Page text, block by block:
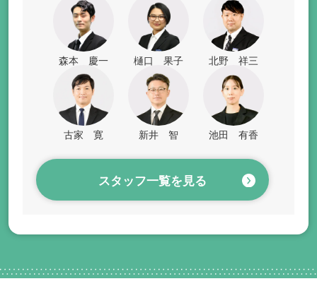
森本 慶一 樋口 果子 北野 祥三
古家 寛 新井 智 池田 有香
スタッフ一覧を見る